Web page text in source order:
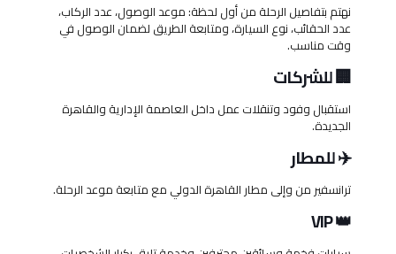
نهتم بتفاصيل الرحلة من أول لحظة: موعد الوصول، عدد الركاب،
عدد الحقائب، نوع السيارة، ومتابعة الطريق لضمان الوصول في
وقت مناسب.
🏢 للشركات
استقبال وفود وتنقلات عمل داخل العاصمة الإدارية والقاهرة
الجديدة.
✈️ للمطار
ترانسفير من وإلى مطار القاهرة الدولي مع متابعة موعد الرحلة.
👑 VIP